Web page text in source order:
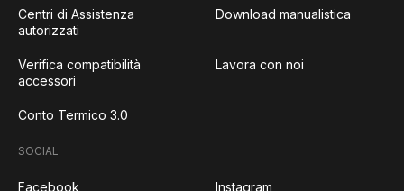
Centri di Assistenza
autorizzati
Download manualistica
Verifica compatibilità
accessori
Lavora con noi
Conto Termico 3.0
SOCIAL
Facebook Instagram